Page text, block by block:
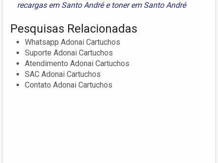
recargas em Santo Andrée toner em Santo André
Pesquisas Relacionadas
Whatsapp Adonai Cartuchos
Suporte Adonai Cartuchos
Atendimento Adonai Cartuchos
SAC Adonai Cartuchos
Contato Adonai Cartuchos